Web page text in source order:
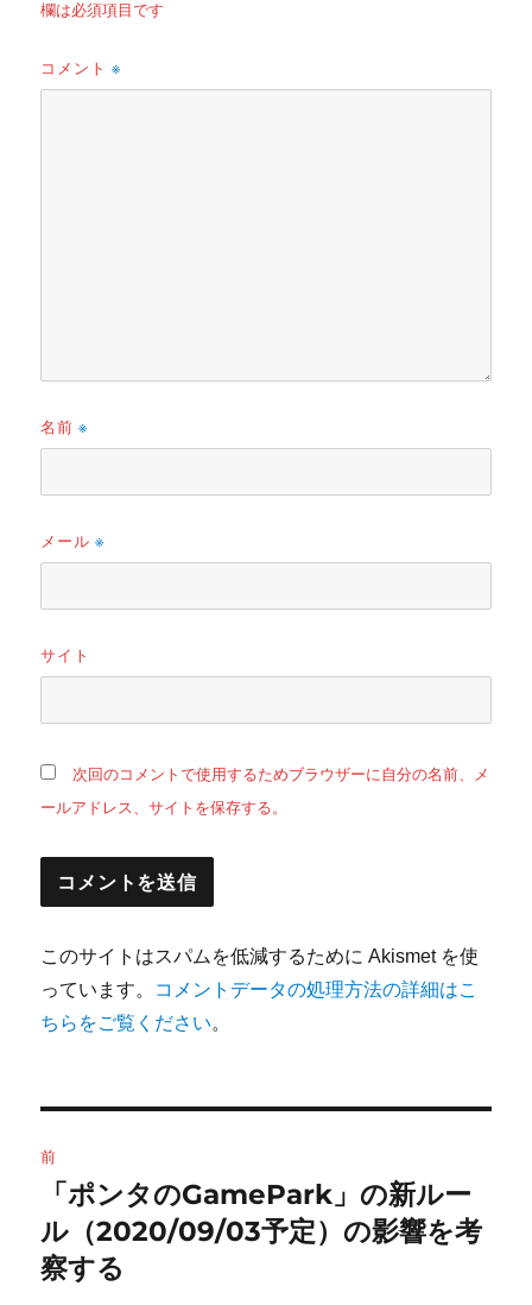
欄は必須項目です
コメント※
名前※
メール※
サイト
次回のコメントで使用するためブラウザーに自分の名前、メ
ールアドレス、サイトを保存する。
このサイトはスパムを低減するために Akismet を使
っています。 コメントデータの処理方法の詳細はこ
ちらをご覧ください。
稿
ナ
ビ
前
前
の
投
「ポンタのGamePark」の新ルー
ル（2020/09/03予定）の影響を考
察する